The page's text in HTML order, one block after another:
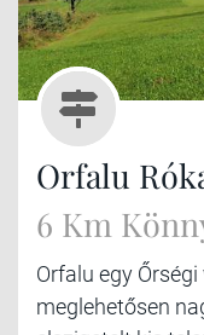
Orfalu
6 Km
Orfalu egy
meglehetősen